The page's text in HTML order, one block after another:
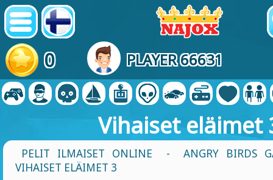
0 PLAYER 66631
Vihaiset eläimet
PELIT ILMAISET ONLINE -
ANGRY BIRDS
VIHAISET ELÄIMET 3